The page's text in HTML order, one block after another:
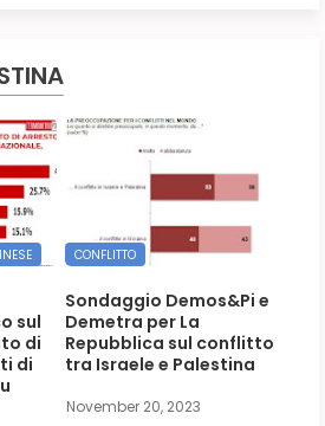
sul
di
di
CONFLITTO
Sondaggio Demos&Pi e
Demetra per La
Repubblica sul conflitto
tra Israele e Palestina
November 20, 2023